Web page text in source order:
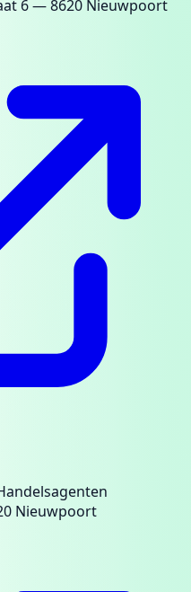
6— 8620 Nieuwpoort
Nieuwpoort